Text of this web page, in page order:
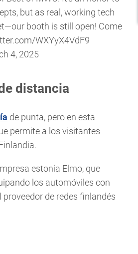
but as real, working tech
booth is still open! Come
WXYyX4VdF9
4, 2025
distancia
de punta, pero en esta
permite a los visitantes
estonia Elmo, que
los automóviles con
de redes finlandés